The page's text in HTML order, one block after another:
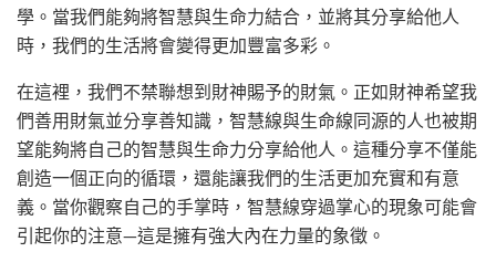
學。當我們能夠將智慧與生命力結合，並將其分享給他人
時，我們的生活將會變得更加豐富多彩。
在這裡，我們不禁聯想到財神賜予的財氣。正如財神希望我
們善用財氣並分享善知識，智慧線與生命線同源的人也被期
望能夠將自己的智慧與生命力分享給他人。這種分享不僅能
創造一個正向的循環，還能讓我們的生活更加充實和有意
義。當你觀察自己的手掌時，智慧線穿過掌心的現象可能會
引起你的注意—這是擁有強大內在力量的象徵。